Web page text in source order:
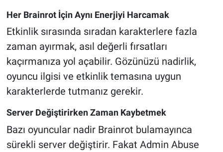
Her Brainrot İçin Aynı Enerjiyi Harcamak
Etkinlik sırasında sıradan karakterlere fazla
zaman ayırmak, asıl değerli fırsatları
kaçırmanıza yol açabilir. Gözünüzü nadirlik,
oyuncu ilgisi ve etkinlik temasına uygun
karakterlerde tutmanız gerekir.
Server Değiştirirken Zaman Kaybetmek
Bazı oyuncular nadir Brainrot bulamayınca
sürekli server değiştirir. Fakat Admin Abuse